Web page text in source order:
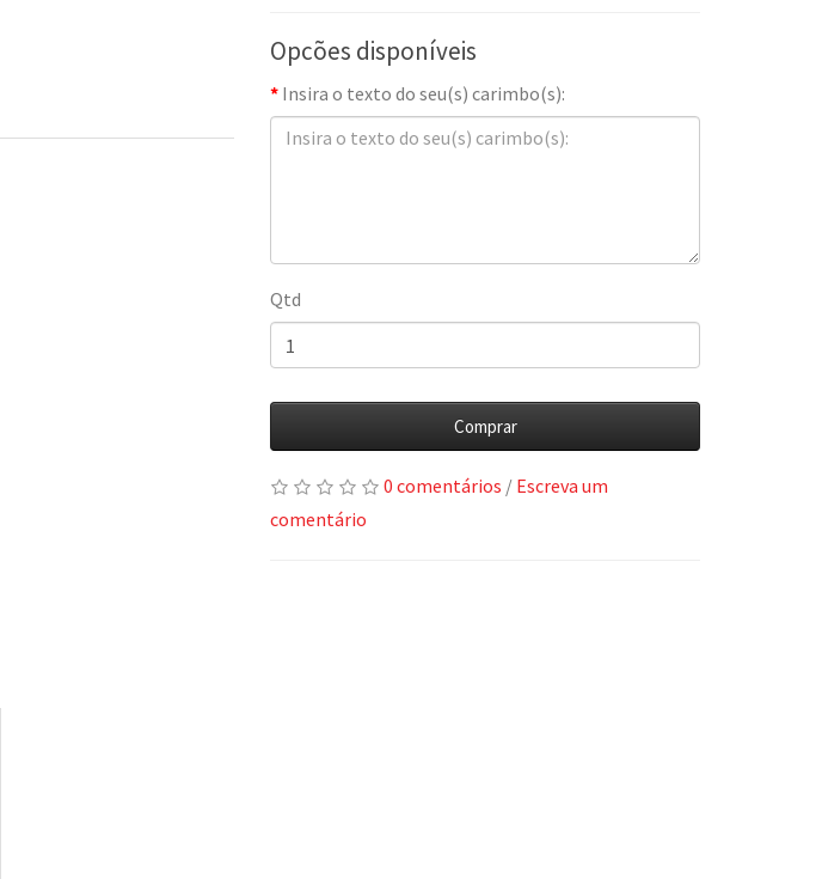
Opcões disponíveis
Insira o texto do seu(s) carimbo(s):
Qtd
Comprar
0 comentários / Escreva um
comentário